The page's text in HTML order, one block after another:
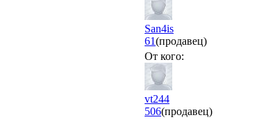
San4is
61(продавец)
От кого:
vt244
506(продавец)